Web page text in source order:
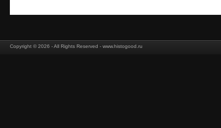
Copyright © 2026 - All Rights Reserved - www.histogood.ru